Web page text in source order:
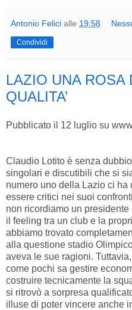
Antonio Felici alle 19:58
Condividi
LAZIO UNA ROSA
QUALITA’
Pubblicato il 12 luglio su
Claudio Lotito è senza
singolari e discutibili che si
numero uno della Lazio ci ha
essere critici nei suoi
non ricordiamo un
il feeling tra un club e la
abbiamo trovato
alla questione stadio
aveva le sue ragioni.
come pochi sa gestire
costruire tecnicamente la
si ritrovò a sorpresa
illuse di poter vincere anche